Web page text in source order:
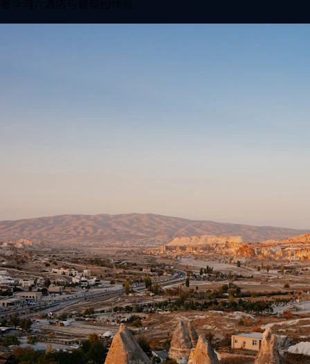
奢华洞穴酒店与葡萄园体验